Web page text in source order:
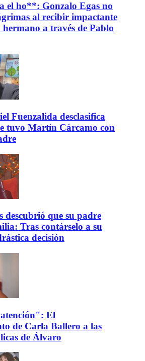
el ho**: Gonzalo Egas no
al recibir impactante
hermano a través de Pablo
Fuenzalida desclasifica
tuvo Martín Cárcamo con
descubrió que su padre
Tras contárselo a su
decisión
El
de Carla Ballero a las
de Álvaro